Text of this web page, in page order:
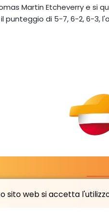
sito web si accetta
Martin Etcheverry e si
punteggio di 5-7, 6-2, 6-3,
© El